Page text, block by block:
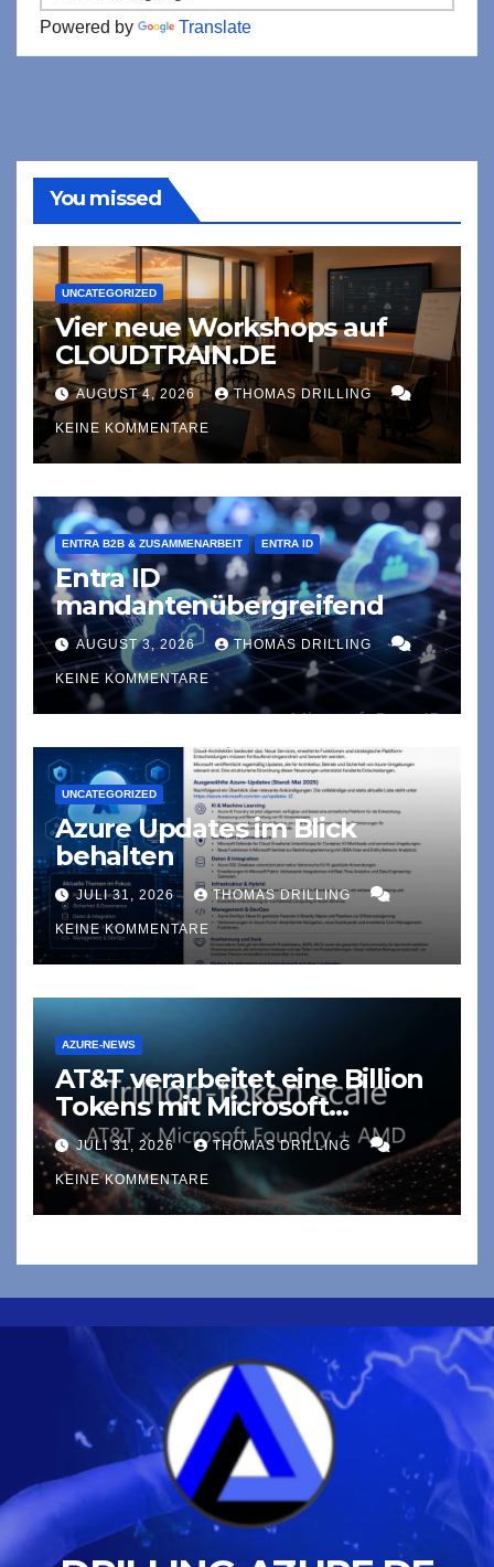
Powered by Translate
You missed
UNCATEGORIZED
Vier neue Workshops auf
CLOUDTRAIN.DE
AUGUST 4, 2026 THOMAS DRILLING
KEINE KOMMENTARE
ENTRA B2B & ZUSAMMENARBEIT ENTRA ID
Entra ID
mandantenübergreifend
AUGUST 3, 2026 THOMAS DRILLING
KEINE KOMMENTARE
UNCATEGORIZED
Azure Updates im Blick
behalten
JULI 31, 2026 THOMAS DRILLING
KEINE KOMMENTARE
AZURE-NEWS
AT&T verarbeitet eine Billion
Tokens mit Microsoft
Foundry und AMD auf Azure
JULI 31, 2026 THOMAS DRILLING
KEINE KOMMENTARE